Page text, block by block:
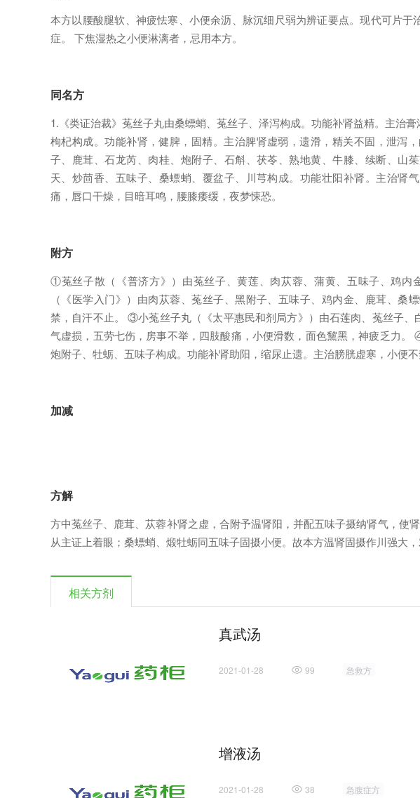
本方以腰酸腿软、神疲怯寒、小便余沥、脉沉细尺弱为辨证要点。现代可片
症。 下焦湿热之小便淋漓者，忌用本方。
同名方
1.《类证治裁》菟丝子丸由桑螵蛸、菟丝子、泽泻构成。功能补肾益精。主治
枸杞构成。功能补肾，健脾，固精。主治脾肾虚弱，遗滑，精关不固，泄泻
子、鹿茸、石龙芮、肉桂、炮附子、石斛、茯苓、熟地黄、牛膝、续断、山
天、炒茴香、五味子、桑螵蛸、覆盆子、川芎构成。功能壮阳补肾。主治肾
痛，唇口干燥，目暗耳鸣，腰膝痿缓，夜梦悚恐。
附方
①菟丝子散（《普济方》）由菟丝子、黄莲、肉苁蓉、蒲黄、五味子、鸡
（《医学入门》）由肉苁蓉、菟丝子、黑附子、五味子、鸡内金、鹿茸、
禁，自汗不止。 ③小菟丝子丸（《太平惠民和剂局方》）由石莲肉、菟丝子
气虚损，五劳七伤，房事不举，四肢酸痛，小便滑数，面色黧黑，神疲乏力。
炮附子、牡蛎、五味子构成。功能补肾助阳，缩尿止遗。主治膀胱虚寒，小便不
加减
方解
方中菟丝子、鹿茸、苁蓉补肾之虚，合附予温肾阳，并配五味子摄纳肾气，使
从主证上着眼；桑螵蛸、煅牡蛎同五味子固摄小便。故本方温肾固摄作川强大，
相关方剂
真武汤
2021-01-28 99 急救方
增液汤
2021-01-28 38 急腹症方